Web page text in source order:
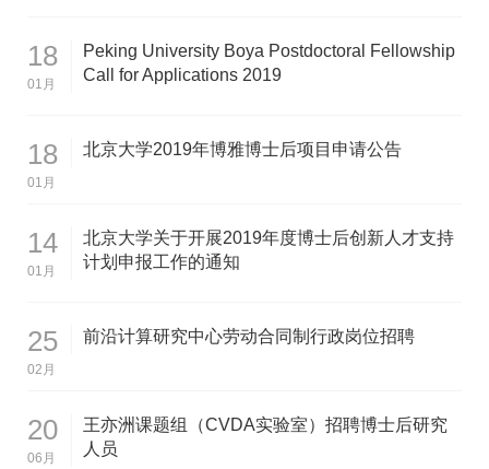
18
01月
Peking University Boya Postdoctoral Fellowship
Call for Applications 2019
18
01月
北京大学2019年博雅博士后项目申请公告
14
01月
北京大学关于开展2019年度博士后创新人才支持
计划申报工作的通知
25
02月
前沿计算研究中心劳动合同制行政岗位招聘
20
06月
王亦洲课题组（CVDA实验室）招聘博士后研究
人员